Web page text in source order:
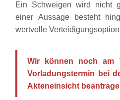
Ein Schweigen wird nicht
einer Aussage besteht
wertvolle
Wir können noch am
Vorladungstermin bei
Akteneinsicht